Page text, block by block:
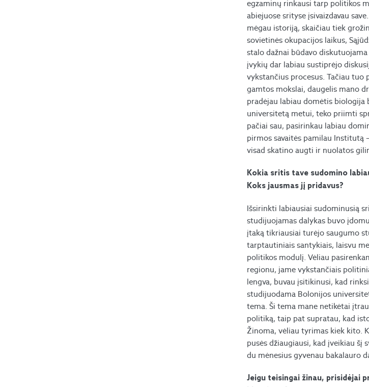
egzaminų rinkausi tarp politikos
abiejuose srityse įsivaizdavau
mėgau istoriją, skaičiau tiek
sovietinės okupacijos laikus,
stalo dažnai būdavo
įvykių dar labiau sustiprėjo
vykstančius procesus. Tačiau
gamtos mokslai, daugelis mano
pradėjau labiau domėtis
universitetą metui, teko priimti
pačiai sau, pasirinkau labiau
pirmos savaitės pamilau Institutą
visad skatino augti ir nuolatos
Kokia sritis tave sudomino
Koks jausmas jį pridavus?
Išsirinkti labiausiai sudominusią
studijuojamas dalykas buvo
įtaką tikriausiai turėjo saugumo
tarptautiniais santykiais, laisvu
politikos modulį. Vėliau
regionu, jame vykstančiais
lengva, buvau įsitikinusi, kad
studijuodama Bolonijos
tema. Ši tema mane netikėtai
politiką, taip pat supratau, kad
Žinoma, vėliau tyrimas kiek kito.
pusės džiaugiausi, kad įveikiau šį
du mėnesius gyvenau bakalauro
Jeigu teisingai žinau, prisidėjai